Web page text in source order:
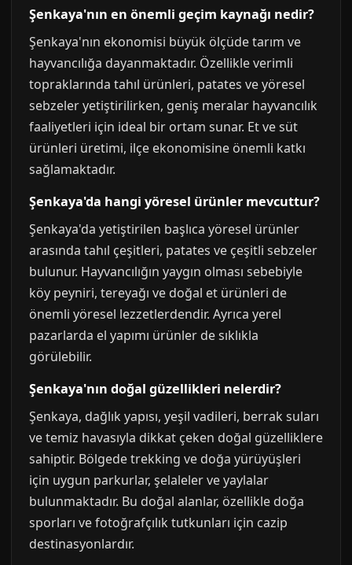
Şenkaya'nın en önemli geçim kaynağı nedir?
Şenkaya'nın ekonomisi büyük ölçüde tarım ve
hayvancılığa dayanmaktadır. Özellikle verimli
topraklarında tahıl ürünleri, patates ve yöresel
sebzeler yetiştirilirken, geniş meralar hayvancılık
faaliyetleri için ideal bir ortam sunar. Et ve süt
ürünleri üretimi, ilçe ekonomisine önemli katkı
sağlamaktadır.
Şenkaya'da hangi yöresel ürünler mevcuttur?
Şenkaya'da yetiştirilen başlıca yöresel ürünler
arasında tahıl çeşitleri, patates ve çeşitli sebzeler
bulunur. Hayvancılığın yaygın olması sebebiyle
köy peyniri, tereyağı ve doğal et ürünleri de
önemli yöresel lezzetlerdendir. Ayrıca yerel
pazarlarda el yapımı ürünler de sıklıkla
görülebilir.
Şenkaya'nın doğal güzellikleri nelerdir?
Şenkaya, dağlık yapısı, yeşil vadileri, berrak suları
ve temiz havasıyla dikkat çeken doğal güzelliklere
sahiptir. Bölgede trekking ve doğa yürüyüşleri
için uygun parkurlar, şelaleler ve yaylalar
bulunmaktadır. Bu doğal alanlar, özellikle doğa
sporları ve fotoğrafçılık tutkunları için cazip
destinasyonlardır.